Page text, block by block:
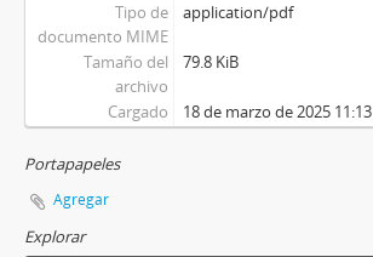
Tipo de
documento MIME
application/pdf
Tamaño del
archivo
79.8 KiB
Cargado 18 de marzo de 2025 11:13
Portapapeles
Agregar
Explorar